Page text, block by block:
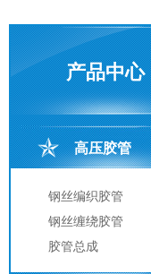
产品中心
高压胶管
钢丝编织胶管
钢丝缠绕胶管
胶管总成